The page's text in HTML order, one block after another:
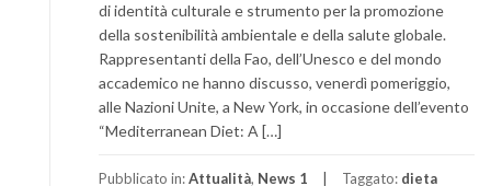
di identità culturale e strumento per la promozione
della sostenibilità ambientale e della salute globale.
Rappresentanti della Fao, dell’Unesco e del mondo
accademico ne hanno discusso, venerdì pomeriggio,
alle Nazioni Unite, a New York, in occasione dell’evento
“Mediterranean Diet: A […]
Pubblicato in:Attualità, News 1 Taggato: dieta